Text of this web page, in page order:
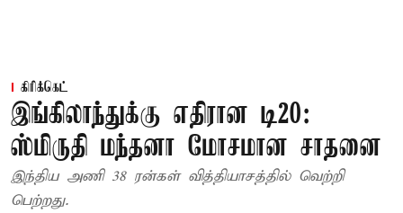
கிரிக்கெட்
இங்கிலாந்துக்கு எதிரான டி20:
ஸ்மிருதி மந்தனா மோசமான சாதனை
இந்திய அணி 38 ரன்கள் வித்தியாசத்தில் வெற்றி
பெற்றது.